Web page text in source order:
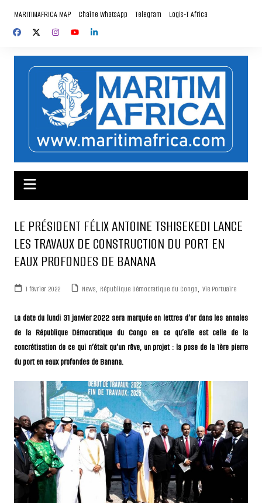
contenu
MARITIMAFRICA MAP Chaîne WhatsApp Telegram Logis-T Africa
LE PRÉSIDENT FÉLIX ANTOINE TSHISEKEDI LANCE
LES TRAVAUX DE CONSTRUCTION DU PORT EN
EAUX PROFONDES DE BANANA
1 février 2022 News, République Démocratique du Congo, Vie Portuaire
La date du lundi 31 janvier 2022 sera marquée en lettres d’or dans les annales
de la République Démocratique du Congo en ce qu’elle est celle de la
concrétisation de ce qui n’était qu’un rêve, un projet : la pose de la 1ère pierre
du port en eaux profondes de Banana.